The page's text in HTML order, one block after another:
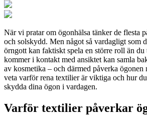
När vi pratar om ögonhälsa tänker de flesta
och solskydd. Men något så vardagligt som
örngott kan faktiskt spela en större roll än
kommer i kontakt med ansiktet kan samla
av kosmetika – och därmed påverka ögonen
veta varför rena textilier är viktiga och hur
skydda dina ögon i vardagen.
Varför textilier påverkar